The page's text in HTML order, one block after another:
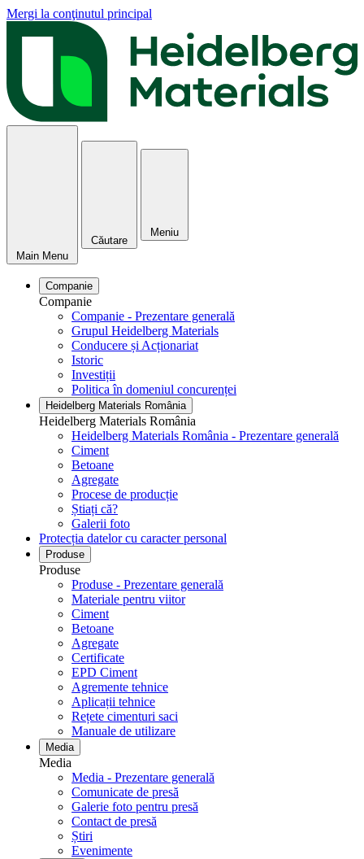
Mergi la conţinutul principal
Main Menu
Căutare
Meniu
Companie
Companie
Companie - Prezentare generală
Grupul Heidelberg Materials
Conducere și Acționariat
Istoric
Investiții
Politica în domeniul concurenței
Heidelberg Materials România
Heidelberg Materials România
Heidelberg Materials România - Prezentare generală
Ciment
Betoane
Agregate
Procese de producție
Știați că?
Galerii foto
Protecția datelor cu caracter personal
Produse
Produse
Produse - Prezentare generală
Materiale pentru viitor
Ciment
Betoane
Agregate
Certificate
EPD Ciment
Agremente tehnice
Aplicații tehnice
Rețete cimenturi saci
Manuale de utilizare
Media
Media
Media - Prezentare generală
Comunicate de presă
Galerie foto pentru ​​​​​​​presă
Contact de presă
Știri
Evenimente